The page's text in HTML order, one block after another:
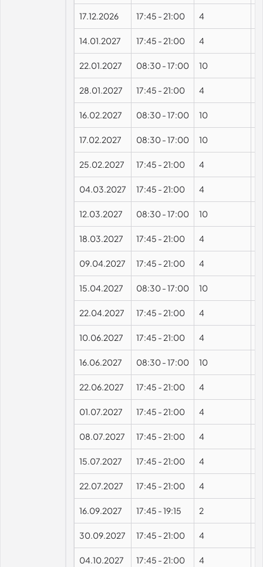
17.12.2026 17:45 - 21:00 4
14.01.2027 17:45 - 21:00 4
22.01.2027 08:30-17:00 10
28.01.2027 17:45 - 21:00 4
16.02.2027 08:30-17:00 10
17.02.2027 08:30-17:00 10
25.02.2027 17:45 - 21:00 4
04.03.2027 17:45 - 21:00 4
12.03.2027 08:30-17:00 10
18.03.2027 17:45 - 21:00 4
09.04.2027 17:45 - 21:00 4
15.04.2027 08:30-17:00 10
22.04.2027 17:45 - 21:00 4
10.06.2027 17:45 - 21:00 4
16.06.2027 08:30-17:00 10
22.06.2027 17:45 - 21:00 4
01.07.2027 17:45 - 21:00 4
08.07.2027 17:45 - 21:00 4
15.07.2027 17:45 - 21:00 4
22.07.2027 17:45 - 21:00 4
16.09.2027 17:45 -19:15 2
30.09.2027 17:45 - 21:00 4
04.10.2027 17:45 - 21:00 4